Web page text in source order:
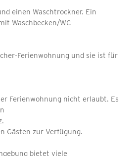
einen Waschtrockner. Ein
Waschbecken/WC
Ferienwohnung und sie ist für
Ferienwohnung nicht erlaubt. Es
Gästen zur Verfügung.
bietet viele